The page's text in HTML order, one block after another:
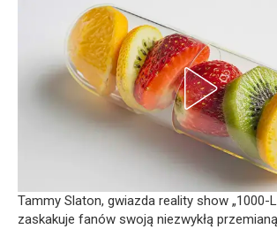
Tammy Slaton, gwiazda reality show „1000-
zaskakuje fanów swoją niezwykłą